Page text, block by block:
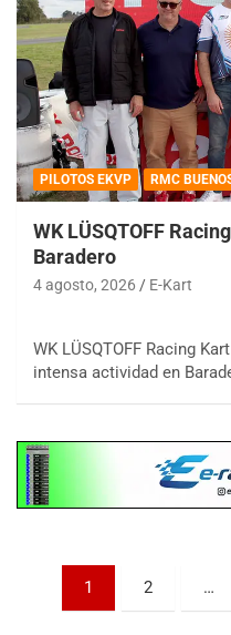
PILOTOS EKVP RMC
WK LÜSQTOFF
Baradero
4 agosto, 2026 E-Kart
WK LÜSQTOFF Racing
intensa actividad en
Paginación
1 2 …
08/09-AGO
IAME SERIES ARGENTINA 6
Ramiro Tot (Asfalto)
KDO - F6
Ciudad de Trenque Lauquen (Asfalto)
Trenque Lauquen (Buenos Aires)
Parque de la Velocidad (Asfalto)
Villaguay (Entre Ríos)